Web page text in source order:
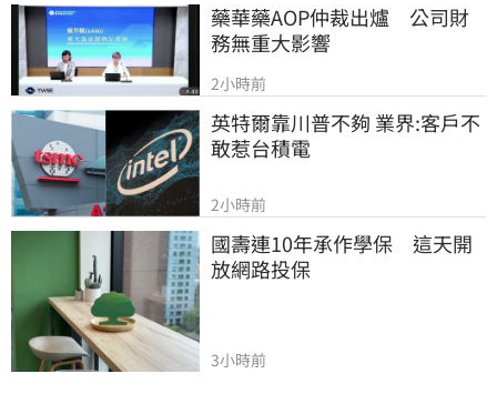
藥華藥AOP仲裁出爐　公司財
務無重大影響
2小時前
英特爾靠川普不夠 業界:客戶不
敢惹台積電
2小時前
國壽連10年承作學保　這天開
放網路投保
3小時前